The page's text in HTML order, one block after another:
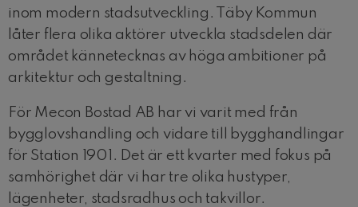
inom modern stadsutveckling. Täby Kommun
låter flera olika aktörer utveckla stadsdelen där
området kännetecknas av höga ambitioner på
arkitektur och gestaltning.
För Mecon Bostad AB har vi varit med från
bygglovshandling och vidare till bygghandlingar
för Station 1901. Det är ett kvarter med fokus på
samhörighet där vi har tre olika hustyper,
lägenheter, stadsradhus och takvillor.